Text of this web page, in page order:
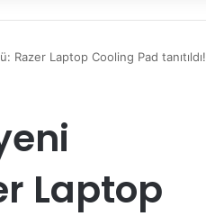
Laptop Cooling Pad tanıtıldı!
Laptop